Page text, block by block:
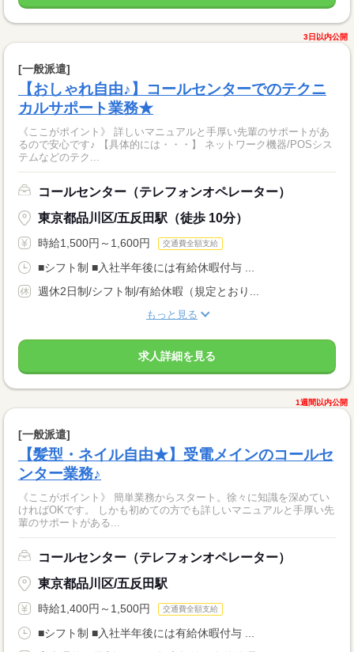
3日以内公開
[一般派遣]
【おしゃれ自由♪】コールセンターでのテクニ
カルサポート業務★
《ここがポイント》 詳しいマニュアルと手厚い先輩のサポートがあ
るので安心です♪ 【具体的には・・・】 ネットワーク機器/POSシス
テムなどのテク...
コールセンター（テレフォンオペレーター）
東京都品川区/五反田駅（徒歩 10分）
時給1,500円～1,600円 交通費全額支給
■シフト制 ■入社半年後には有給休暇付与 ...
週休2日制/シフト制/有給休暇（規定とおり...
もっと見る
求人詳細を見る
1週間以内公開
[一般派遣]
【髪型・ネイル自由★】受電メインのコールセ
ンター業務♪
《ここがポイント》 簡単業務からスタート。徐々に知識を深めてい
ければOKです。 しかも初めての方でも詳しいマニュアルと手厚い先
輩のサポートがある...
コールセンター（テレフォンオペレーター）
東京都品川区/五反田駅
時給1,400円～1,500円 交通費全額支給
■シフト制 ■入社半年後には有給休暇付与 ...